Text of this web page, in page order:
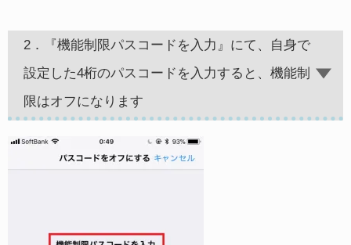
2．『機能制限パスコードを入力』にて、自身で
設定した4桁のパスコードを入力すると、機能制
限はオフになります